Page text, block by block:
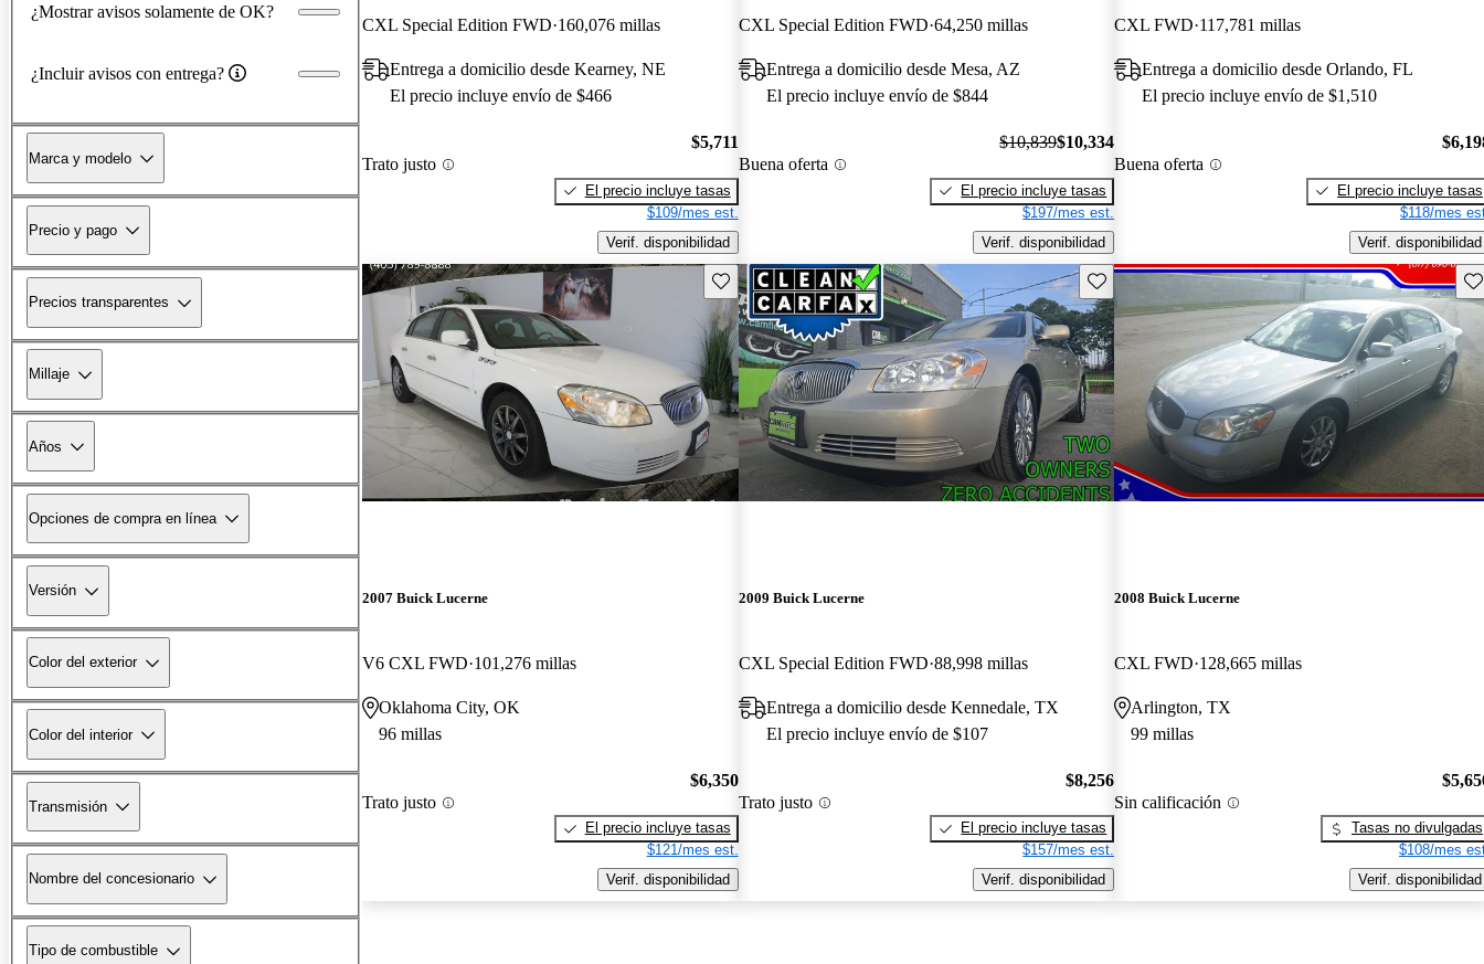
¿Mostrar avisos solamente de OK?
¿Incluir avisos con entrega?
Marca y modelo
Precio y pago
Precios transparentes
Millaje
Años
Opciones de compra en línea
Versión
Color del exterior
Color del interior
Transmisión
Nombre del concesionario
Tipo de combustible
CXL Special Edition FWD 160,076 millas
Entrega a domicilio desde Kearney, NE
El precio incluye envío de $466
Trato justo
$5,711
El precio incluye tasas
$109/mes est.
Verif. disponibilidad
CXL Special Edition FWD 64,250 millas
Entrega a domicilio desde Mesa, AZ
El precio incluye envío de $844
Buena oferta
$10,839$10,334
El precio incluye tasas
$197/mes est.
Verif. disponibilidad
CXL FWD 117,781 millas
Entrega a domicilio desde Orlando, FL
El precio incluye envío de $1,510
Buena oferta
El precio incluye tasas
$118/mes
Verif. disponibilidad
Guarda este Aviso
2007 Buick Lucerne
V6 CXL FWD 101,276 millas
Oklahoma City, OK
96 millas
Trato justo
$6,350
El precio incluye tasas
$121/mes est.
Verif. disponibilidad
Guarda este Aviso
2009 Buick Lucerne
CXL Special Edition FWD 88,998 millas
Entrega a domicilio desde Kennedale, TX
El precio incluye envío de $107
Trato justo
$8,256
El precio incluye tasas
$157/mes est.
Verif. disponibilidad
2008 Buick Lucerne
CXL FWD 128,665 millas
Arlington, TX
99 millas
Sin calificación
Tasas no divulgadas
$108/mes
Verif. disponibilidad